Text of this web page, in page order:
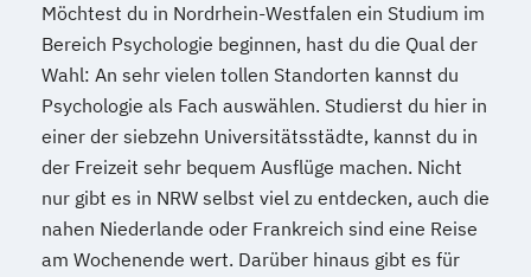
Möchtest du in Nordrhein-Westfalen ein Studium im
Bereich Psychologie beginnen, hast du die Qual der
Wahl: An sehr vielen tollen Standorten kannst du
Psychologie als Fach auswählen. Studierst du hier in
einer der siebzehn Universitätsstädte, kannst du in
der Freizeit sehr bequem Ausflüge machen. Nicht
nur gibt es in NRW selbst viel zu entdecken, auch die
nahen Niederlande oder Frankreich sind eine Reise
am Wochenende wert. Darüber hinaus gibt es für